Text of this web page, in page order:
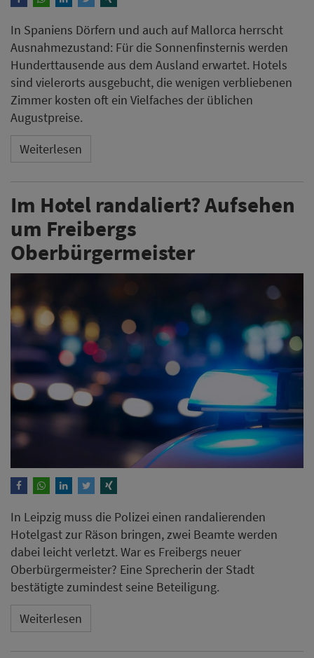
In Spaniens Dörfern und auch auf Mallorca herrscht
Ausnahmezustand: Für die Sonnenfinsternis werden
Hunderttausende aus dem Ausland erwartet. Hotels
sind vielerorts ausgebucht, die wenigen verbliebenen
Zimmer kosten oft ein Vielfaches der üblichen
Augustpreise.
Weiterlesen
Im Hotel randaliert? Aufsehen
um Freibergs
Oberbürgermeister
In Leipzig muss die Polizei einen randalierenden
Hotelgast zur Räson bringen, zwei Beamte werden
dabei leicht verletzt. War es Freibergs neuer
Oberbürgermeister? Eine Sprecherin der Stadt
bestätigte zumindest seine Beteiligung.
Weiterlesen